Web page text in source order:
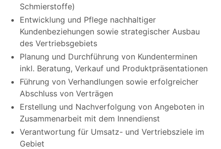
Schmierstoffe)
Entwicklung und Pflege nachhaltiger
Kundenbeziehungen sowie strategischer Ausbau
des Vertriebsgebiets
Planung und Durchführung von Kundenterminen
inkl. Beratung, Verkauf und Produktpräsentationen
Führung von Verhandlungen sowie erfolgreicher
Abschluss von Verträgen
Erstellung und Nachverfolgung von Angeboten in
Zusammenarbeit mit dem Innendienst
Verantwortung für Umsatz- und Vertriebsziele im
Gebiet